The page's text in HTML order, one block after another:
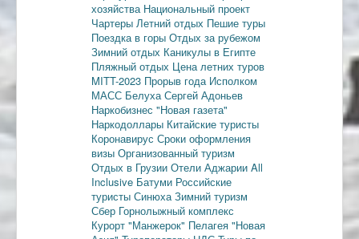
хозяйства Национальный проект
Чартеры Летний отдых Пешие туры
Поездка в горы Отдых за рубежом
Зимний отдых Каникулы в Египте
Пляжный отдых Цена летних туров
MITT-2023 Прорыв года Исполком
МАСС Белуха Сергей Адоньев
Наркобизнес "Новая газета"
Наркодоллары Китайские туристы
Коронавирус Сроки оформления
визы Организованный туризм
Отдых в Грузии Отели Аджарии All
Inclusive Батуми Российские
туристы Синюха Зимний туризм
Сбер Горнолыжный комплекс
Курорт "Манжерок" Пелагея "Новая